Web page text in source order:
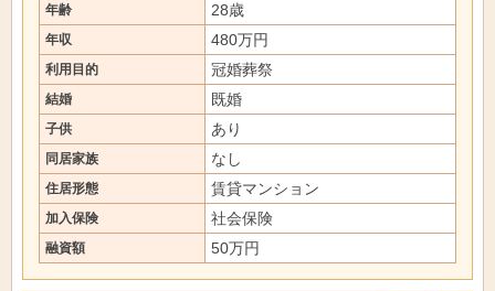
年齢 28歳
年収 480万円
利用目的 冠婚葬祭
結婚 既婚
子供 あり
同居家族 なし
住居形態 賃貸マンション
加入保険 社会保険
融資額 50万円